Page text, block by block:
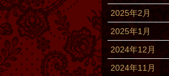
2025年2月
2025年1月
2024年12月
2024年11月